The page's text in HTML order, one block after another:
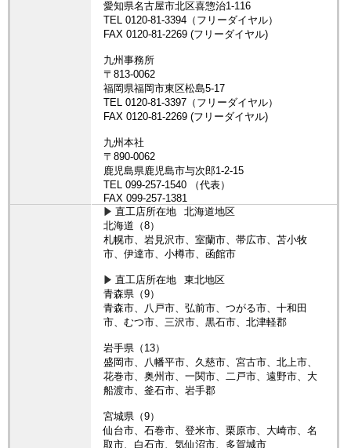
直工店所在地
北海道地区
北海道（8）
札幌市、岩見沢市、室蘭市、帯広市、苫小牧
市、伊達市、小樽市、函館市
直工店所在地
東北地区
青森県（9）
青森市、八戸市、弘前市、つがる市、十和田
市、むつ市、三沢市、黒石市、北津軽郡
岩手県（13）
盛岡市、八幡平市、久慈市、宮古市、北上市、
花巻市、奥州市、一関市、二戸市、遠野市、大
船渡市、釜石市、岩手郡
宮城県（9）
仙台市、石巻市、登米市、栗原市、大崎市、名
取市、白石市、気仙沼市、多賀城市